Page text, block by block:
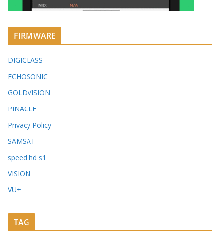
FIRMWARE
DIGICLASS
ECHOSONIC
GOLDVISION
PINACLE
Privacy Policy
SAMSAT
speed hd s1
VISION
VU+
TAG